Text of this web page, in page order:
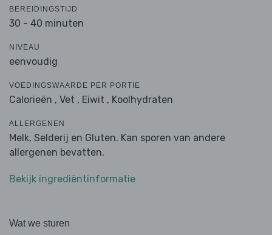
BEREIDINGSTIJD
30 - 40 minuten
NIVEAU
eenvoudig
VOEDINGSWAARDE PER PORTIE
Calorieën , Vet , Eiwit , Koolhydraten
ALLERGENEN
Melk, Selderij en Gluten. Kan sporen van andere
allergenen bevatten.
Bekijk ingrediëntinformatie
Wat we sturen